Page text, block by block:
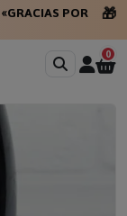
POR
🎁
0